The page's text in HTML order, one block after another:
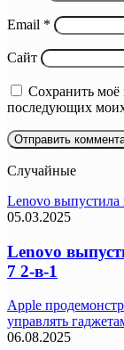
Email *
Сайт
Сохранить моё
последующих
Случайные
Lenovo выпустила
05.03.2025
Lenovo
7 2-в-1
Apple
управлять
06.08.2025